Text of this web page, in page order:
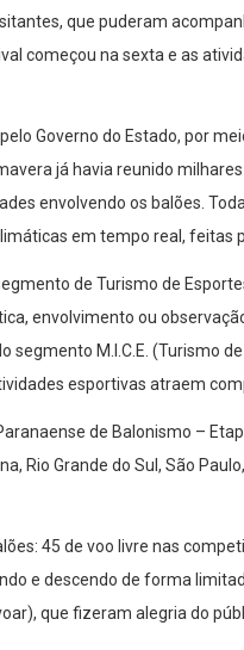
que puderam
começou na sexta e as
Governo do Estado, por
já havia reunido
envolvendo os balões.
em tempo real, feitas
de Turismo de
envolvimento ou
segmento M.I.C.E. (Turismo
esportivas atraem
de Balonismo –
Rio Grande do Sul, São
45 de voo livre nas
e descendo de forma
que fizeram alegria do